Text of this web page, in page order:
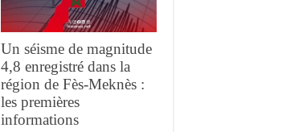
Un séisme de magnitude
4,8 enregistré dans la
région de Fès-Meknès :
les premières
informations